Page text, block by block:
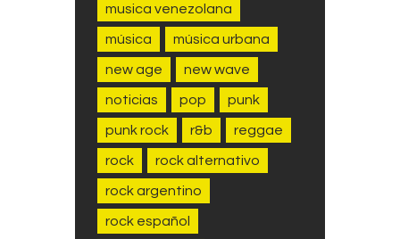
musica venezolana
música música urbana
new age new wave
noticias pop punk
punk rock r&b reggae
rock rock alternativo
rock argentino
rock español